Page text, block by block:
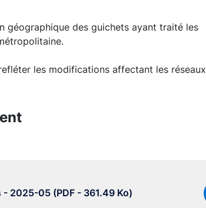
géographique des guichets ayant traité les
les modifications affectant les réseaux
2025-05 (PDF - 361.49 Ko)